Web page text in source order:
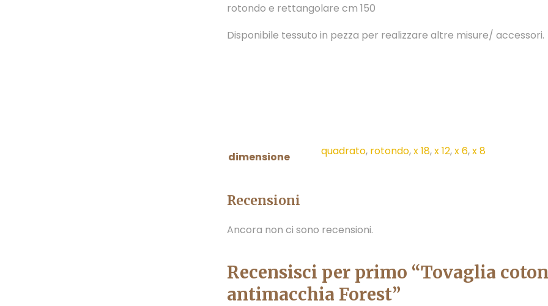
rotondo e rettangolare cm 150
Disponibile tessuto in pezza per realizzare altre misure/ accessori.
dimensione quadrato, rotondo,x 18,x 12,x 6,x 8
Recensioni
Ancora non ci sono recensioni.
Recensisci per primo “Tovaglia
antimacchia Forest”